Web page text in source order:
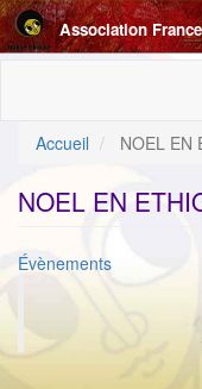
Aller
au
contenu
Association
Accueil
NOEL EN
NOEL EN
Catégorie
Évènements